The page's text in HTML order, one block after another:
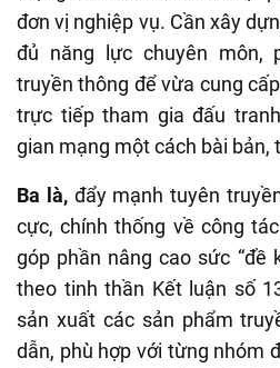
đơn vị nghiệp vụ. Cần xây
đủ năng lực chuyên môn,
truyền thông để vừa cung
trực tiếp tham gia đấu
gian mạng một cách bài bản,
Ba là,đẩy mạnh tuyên
cực, chính thống về công
góp phần nâng cao sức “đề
theo tinh thần Kết luận số
sản xuất các sản phẩm
dẫn, phù hợp với từng nhóm